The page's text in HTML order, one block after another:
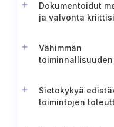
Dokumentoidut
ja valvonta
tietojärjestelmissä
Vähimmän
Sietokykyä
toimintojen